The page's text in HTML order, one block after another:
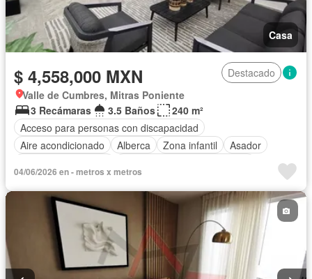
Casa
$ 4,558,000 MXN
Destacado
Valle de Cumbres, Mitras Poniente
3 Recámaras
3.5 Baños
240 m²
Acceso para personas con discapacidad
Aire acondicionado
Alberca Zona infantil
Asador
Cocina equipada
Cuarto de servicio
Internet
Azotea Sala polivalente
Seguridad
Televisión por cable
Terraza Vista panorámica
Wifi
Sin amueblar
04/06/2026 en - metros x metros